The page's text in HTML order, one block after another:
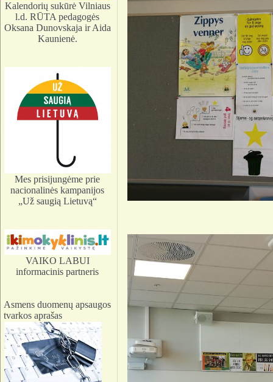
Kalendorių sukūrė Vilniaus
l.d. RŪTA pedagogės
Oksana Dunovskaja ir Aida
Kaunienė.
Mes prisijungėme prie
nacionalinės kampanijos
„Už saugią Lietuvą“
VAIKO LABUI
informacinis partneris
Asmens duomenų apsaugos
tvarkos aprašas